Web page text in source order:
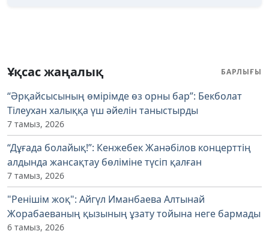
Ұқсас жаңалық БАРЛЫҒЫ
“Әрқайсысының өмірімде өз орны бар”: Бекболат
Тілеухан халыққа үш әйелін таныстырды
7 тамыз, 2026
“Дұғада болайық!”: Кенжебек Жанәбілов концерттің
алдында жансақтау бөліміне түсіп қалған
7 тамыз, 2026
"Ренішім жоқ": Айгүл Иманбаева Алтынай
Жорабаеваның қызының ұзату тойына неге бармады
6 тамыз, 2026